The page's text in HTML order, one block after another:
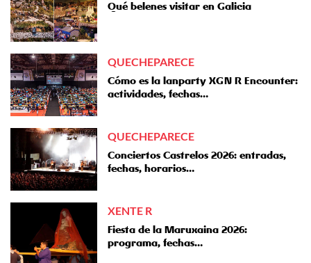
Qué belenes visitar en Galicia
QUECHEPARECE
Cómo es la lanparty XGN R Encounter:
actividades, fechas…
QUECHEPARECE
Conciertos Castrelos 2026: entradas,
fechas, horarios…
XENTE R
Fiesta de la Maruxaina 2026:
programa, fechas…